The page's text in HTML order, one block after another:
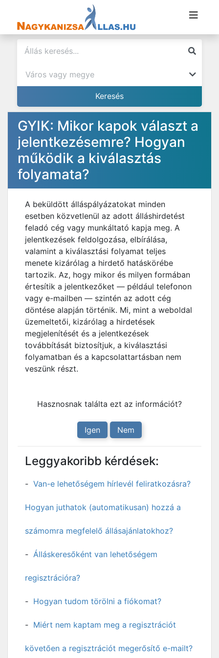
GYIK: Mikor kapok választ a
jelentkezésemre? Hogyan
működik a kiválasztás
folyamata?
A beküldött álláspályázatokat minden
esetben közvetlenül az adott álláshirdetést
feladó cég vagy munkáltató kapja meg. A
jelentkezések feldolgozása, elbírálása,
valamint a kiválasztási folyamat teljes
menete kizárólag a hirdető hatáskörébe
tartozik. Az, hogy mikor és milyen formában
értesítik a jelentkezőket — például telefonon
vagy e-mailben — szintén az adott cég
döntése alapján történik. Mi, mint a weboldal
üzemeltetői, kizárólag a hirdetések
megjelenítését és a jelentkezések
továbbítását biztosítjuk, a kiválasztási
folyamatban és a kapcsolattartásban nem
veszünk részt.
Hasznosnak találta ezt az információt?
Igen Nem
Leggyakoribb kérdések:
Van-e lehetőségem hírlevél feliratkozásra?
Hogyan juthatok (automatikusan) hozzá a
számomra megfelelő állásajánlatokhoz?
Álláskeresőként van lehetőségem
regisztrációra?
Hogyan tudom törölni a fiókomat?
Miért nem kaptam meg a regisztrációt
követően a regisztrációt megerősítő e-mailt?